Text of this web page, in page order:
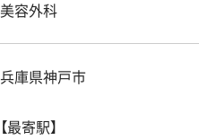
美容外科
兵庫県神戸市
【最寄駅】